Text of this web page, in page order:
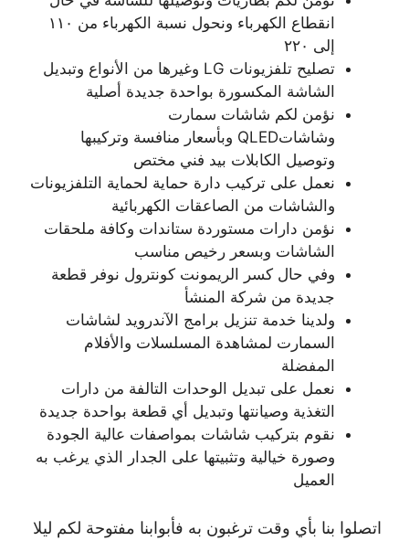
انقطاع الكهرباء ونحول نسبة الكهرباء من ١١٠
إلى ٢٢٠
تصليح تلفزيونات LG وغيرها من الأنواع وتبديل
الشاشة المكسورة بواحدة جديدة أصلية
نؤمن لكم شاشات سمارت
وشاشاتQLED وبأسعار منافسة وتركيبها
وتوصيل الكابلات بيد فني مختص
نعمل على تركيب دارة حماية لحماية التلفزيونات
والشاشات من الصاعقات الكهربائية
نؤمن دارات مستوردة ستاندات وكافة ملحقات
الشاشات وبسعر رخيص مناسب
وفي حال كسر الريمونت كونترول نوفر قطعة
جديدة من شركة المنشأ
ولدينا خدمة تنزيل برامج الآندرويد لشاشات
السمارت لمشاهدة المسلسلات والأفلام
المفضلة
نعمل على تبديل الوحدات التالفة من دارات
التغذية وصيانتها وتبديل أي قطعة بواحدة جديدة
نقوم بتركيب شاشات بمواصفات عالية الجودة
وصورة خيالية وتثبيتها على الجدار الذي يرغب به
العميل
اتصلوا بنا بأي وقت ترغبون به فأبوابنا مفتوحة لكم ليلا